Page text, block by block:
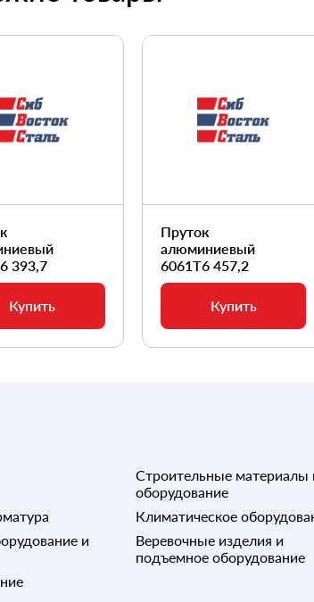
393,7
Купить
Пруток
алюминиевый
6061Т6 457,2
Купить
Строительные материалы
оборудование
Климатическое
и
Веревочные изделия и
подъемное оборудование